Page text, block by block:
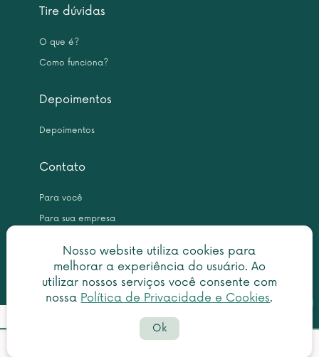
Nosso website utiliza cookies para
melhorar a experiência do usuário. Ao
utilizar nossos serviços você consente com
nossa Política de Privacidade e Cookies.
Ok
Tire dúvidas
O que é?
Como funciona?
Depoimentos
Depoimentos
Contato
Para você
Para sua empresa
Copyright © 2026 Leme Inteligência Forense 10.999.476/0001-31. All
rights reserved.
Política de privacidade|Termo de utilização